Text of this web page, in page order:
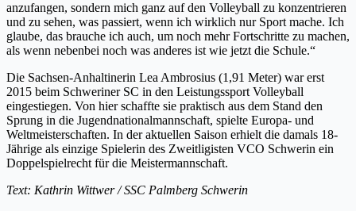
anzufangen, sondern mich ganz auf den Volleyball zu konzentrieren
und zu sehen, was passiert, wenn ich wirklich nur Sport mache. Ich
glaube, das brauche ich auch, um noch mehr Fortschritte zu machen,
als wenn nebenbei noch was anderes ist wie jetzt die Schule.“
Die Sachsen-Anhaltinerin Lea Ambrosius (1,91 Meter) war erst
2015 beim Schweriner SC in den Leistungssport Volleyball
eingestiegen. Von hier schaffte sie praktisch aus dem Stand den
Sprung in die Jugendnationalmannschaft, spielte Europa- und
Weltmeisterschaften. In der aktuellen Saison erhielt die damals 18-
Jährige als einzige Spielerin des Zweitligisten VCO Schwerin ein
Doppelspielrecht für die Meistermannschaft.
Text: Kathrin Wittwer / SSC Palmberg Schwerin